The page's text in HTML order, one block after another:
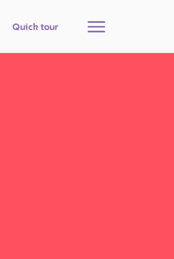
Quick tour Menu